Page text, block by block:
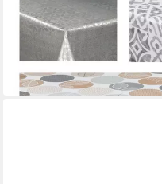
Tischdecke laro
Gartentischdecke
140 x 100 cm
14,99 €
in 2-3 Werktagen bei dir